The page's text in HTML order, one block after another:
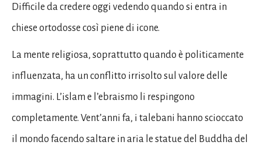
Difficile da credere oggi vedendo quando si entra in
chiese ortodosse così piene di icone.
La mente religiosa, soprattutto quando è politicamente
influenzata, ha un conflitto irrisolto sul valore delle
immagini. L’islam e l’ebraismo li respingono
completamente. Vent’anni fa, i talebani hanno scioccato
il mondo facendo saltare in aria le statue del Buddha del